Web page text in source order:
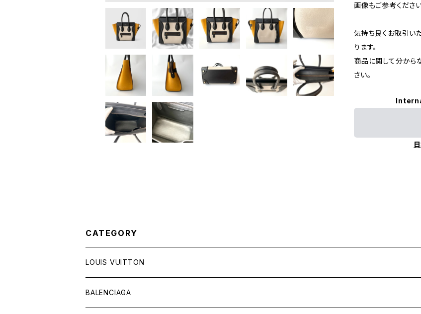
画像もご参考ください
気持ち良くお取引い
ります。
商品に関して分から
さい。
CATEGORY
LOUIS VUITTON
バッグ
BALENCIAGA